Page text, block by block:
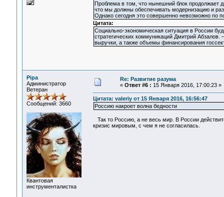
Проблема в том, что нынешний блок продолжает
что мы должны обеспечивать модернизацию и
Однако сегодня это совершенно невозможно по
Цитата:
Социально-экономическая ситуация в России
стратегических коммуникаций Дмитрий
выручки, а также объемы финансирования
Pipa
Администратор
Ветеран
Сообщений: 3660
Квантовая
инструменталистка
Re: Развитие разума
« Ответ #6 : 15 Января 2016, 17:00:23 »
Цитата: valeriy от 15 Января 2016, 16:56:47
Россию накроет волна бедности
Так то Россию, а не весь мир. В России
кризис мировым, с чем я не согласилась.